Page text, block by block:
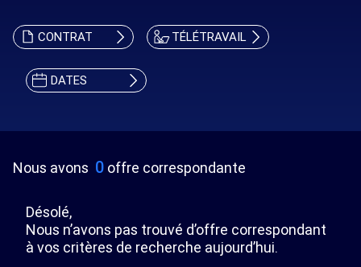
CONTRAT TÉLÉTRAVAIL
DATES
Nous avons 0 offre correspondante
Désolé,
Nous n’avons pas trouvé d’offre correspondant
à vos critères de recherche aujourd’hui.